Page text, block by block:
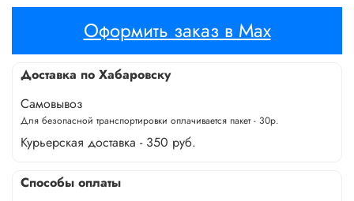
Оформить заказ в Max
Доставка по Хабаровску
Самовывоз
Для безопасной транспортировки оплачивается пакет - 30р.
Курьерская доставка - 350 руб.
Способы оплаты